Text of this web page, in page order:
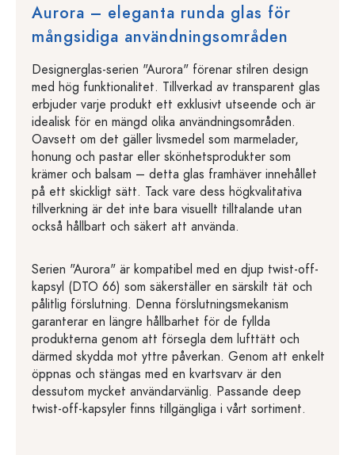
Aurora – eleganta runda glas för
mångsidiga användningsområden
Designerglas-serien "Aurora" förenar stilren design
med hög funktionalitet. Tillverkad av transparent glas
erbjuder varje produkt ett exklusivt utseende och är
idealisk för en mängd olika användningsområden.
Oavsett om det gäller livsmedel som marmelader,
honung och pastar eller skönhetsprodukter som
krämer och balsam – detta glas framhäver innehållet
på ett skickligt sätt. Tack vare dess högkvalitativa
tillverkning är det inte bara visuellt tilltalande utan
också hållbart och säkert att använda.
Serien "Aurora" är kompatibel med en djup twist-off-
kapsyl (DTO 66) som säkerställer en särskilt tät och
pålitlig förslutning. Denna förslutningsmekanism
garanterar en längre hållbarhet för de fyllda
produkterna genom att försegla dem lufttätt och
därmed skydda mot yttre påverkan. Genom att enkelt
öppnas och stängas med en kvartsvarv är den
dessutom mycket användarvänlig. Passande deep
twist-off-kapsyler finns tillgängliga i vårt sortiment.